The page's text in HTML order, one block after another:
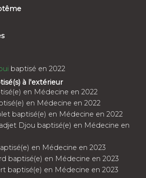
baptisé en 2022
à l'extérieur
en Médecine en 2022
en Médecine en 2022
baptisé(e) en Médecine en 2022
Djou baptisé(e) en Médecine en
en Médecine en 2023
baptisé(e) en Médecine en 2023
baptisé(e) en Médecine en 2023